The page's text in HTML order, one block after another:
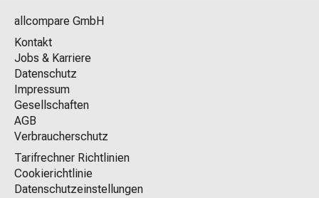
allcompare GmbH
Kontakt
Jobs & Karriere
Datenschutz
Impressum
Gesellschaften
AGB
Verbraucherschutz
Tarifrechner Richtlinien
Cookierichtlinie
Datenschutzeinstellungen